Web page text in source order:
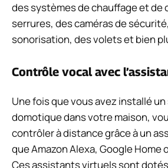
des systèmes de chauffage et de
serrures, des caméras de
sonorisation, des volets et bien
Contrôle vocal avec
Une fois que vous avez installé
domotique dans votre maison,
contrôler à distance grâce à un
que Amazon Alexa, Google Home
Ces assistants virtuels sont